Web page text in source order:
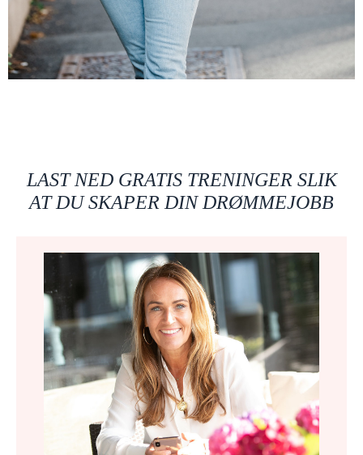
LAST NED GRATIS TRENINGER SLIK
AT DU SKAPER DIN DRØMMEJOBB